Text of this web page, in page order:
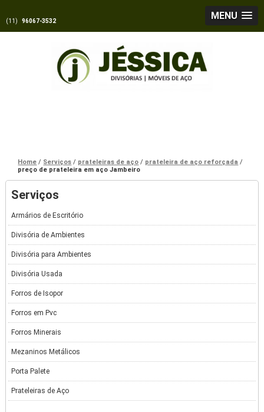
MENU
(11) 96067-3532
Home Serviços prateleiras de aço
prateleira de aço reforçada
preço de prateleira em aço Jambeiro
Serviços
Armários de Escritório
Divisória de Ambientes
Divisória para Ambientes
Divisória Usada
Forros de Isopor
Forros em Pvc
Forros Minerais
Mezaninos Metálicos
Porta Palete
Prateleiras de Aço